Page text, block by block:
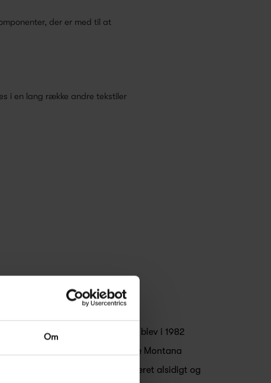
Om
der er med til at
i en lang række andre tekstiler
Furniture, er familieejet og blev i 1982
som også stod bag det modulære Montana
har Montana Furniture leveret alsidigt og